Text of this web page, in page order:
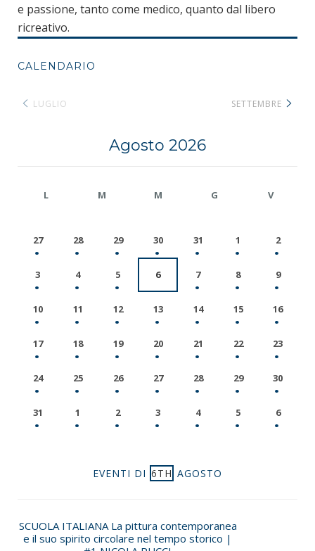
e passione, tanto come medico, quanto dal libero
ricreativo.
CALENDARIO
LUGLIO
Agosto 2026
SETTEMBRE
L M M G V
27 28 29 30 31 1 2
3 4 5 6 7 8 9
10 11 12 13 14 15 16
17 18 19 20 21 22 23
24 25 26 27 28 29 30
31 1 2 3 4 5 6
EVENTI DI 6TH AGOSTO
SCUOLA ITALIANA La pittura contemporanea
e il suo spirito circolare nel tempo storico |